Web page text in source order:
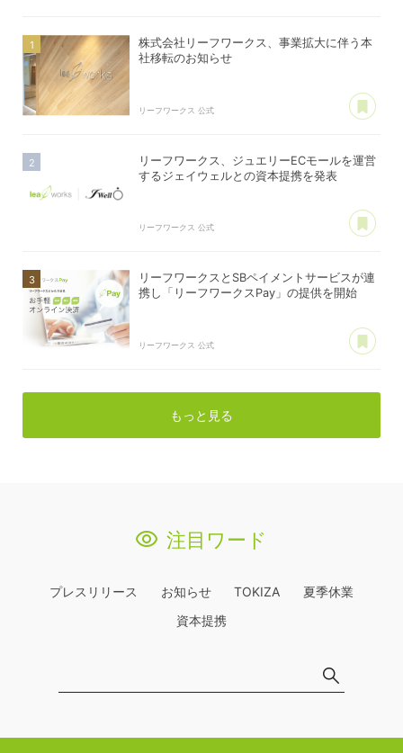
株式会社リーフワークス、事業拡大に伴う本
社移転のお知らせ
リーフワークス 公式
リーフワークス、ジュエリーECモールを運営
するジェイウェルとの資本提携を発表
リーフワークス 公式
リーフワークスとSBペイメントサービスが連
携し「リーフワークスPay」の提供を開始
リーフワークス 公式
もっと見る
注目ワード
プレスリリース お知らせ TOKIZA
夏季休業
資本提携